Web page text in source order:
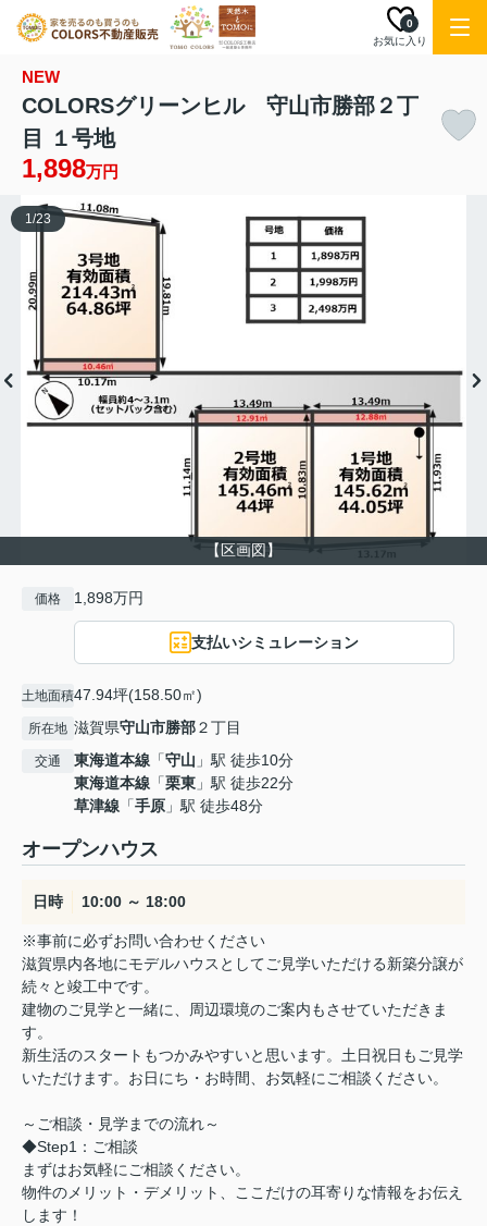
お気に入り
0
NEW
COLORSグリーンヒル 守山市勝部２丁
目 １号地
1,898万円
【区画図】
1/23
価格 1,898万円
支払いシミュレーション
土地面積47.94坪(158.50㎡)
所在地 滋賀県守山市勝部２丁目
交通 東海道本線 「守山 」駅 徒歩10分
東海道本線 「栗東 」駅 徒歩22分
草津線 「手原 」駅 徒歩48分
オープンハウス
日時 10:00 ～ 18:00
※事前に必ずお問い合わせください
滋賀県内各地にモデルハウスとしてご見学いただける新築分譲が
続々と竣工中です。
建物のご見学と一緒に、周辺環境のご案内もさせていただきま
す。
新生活のスタートもつかみやすいと思います。土日祝日もご見学
いただけます。お日にち・お時間、お気軽にご相談ください。
～ご相談・見学までの流れ～
◆Step1：ご相談
まずはお気軽にご相談ください。
物件のメリット・デメリット、ここだけの耳寄りな情報をお伝え
します！